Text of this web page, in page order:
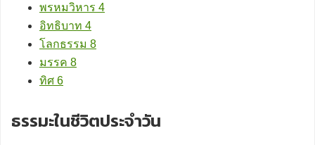
พรหมวิหาร 4
อิทธิบาท 4
โลกธรรม 8
มรรค 8
ทิศ 6
ธรรมะในชีวิตประจำวัน